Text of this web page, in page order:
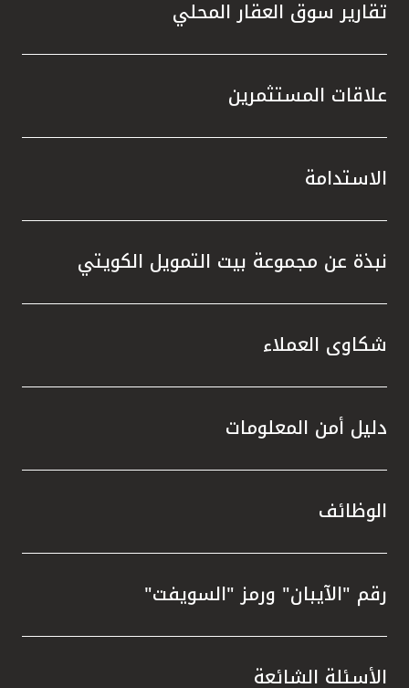
تقارير سوق العقار المحلي
علاقات المستثمرين
الاستدامة
نبذة عن مجموعة بيت التمويل الكويتي
شكاوى العملاء
دليل أمن المعلومات
الوظائف
رقم "الآيبان" ورمز "السويفت"
الأسئلة الشائعة